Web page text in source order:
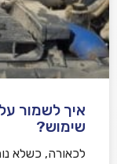
איך לשמור
שימוש?
לכאורה, כשלא